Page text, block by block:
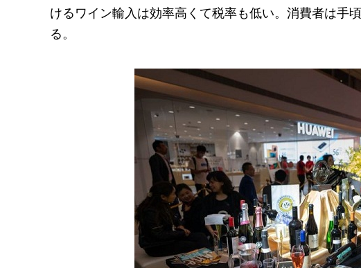
けるワイン輸入は効率高くて税率も低い。消費者は手
る。